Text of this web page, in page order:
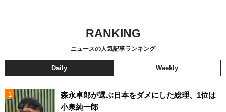
RANKING
ニュースの人気記事ランキング
Daily Weekly
森永卓郎が選ぶ日本をダメにした総理、1位は
小泉純一郎